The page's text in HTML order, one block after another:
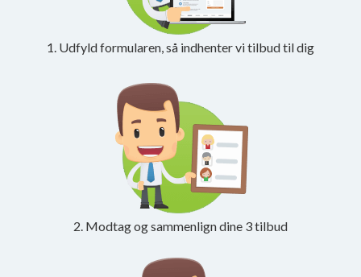
1. Udfyld formularen, så indhenter vi tilbud til dig
2. Modtag og sammenlign dine 3 tilbud